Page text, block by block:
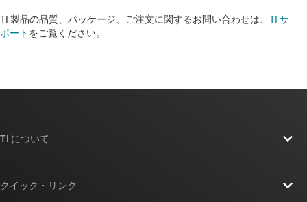
TI 製品の品質、パッケージ、ご注文に関するお問い合わせは、 TI サ
ポート をご覧ください。​​​​​​​​​​​​​​
TI について
クイック・リンク